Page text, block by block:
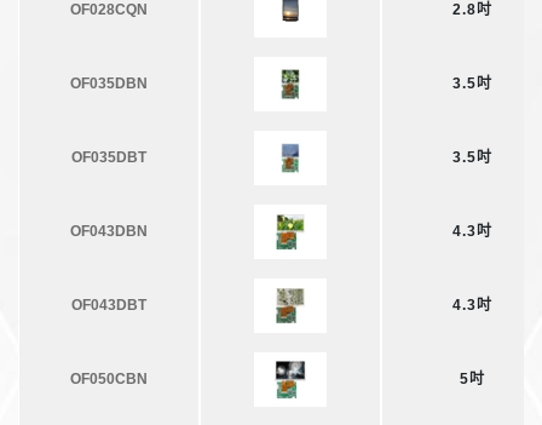
OF028CQN 2.8吋
OF035DBN 3.5吋
OF035DBT 3.5吋
OF043DBN 4.3吋
OF043DBT 4.3吋
OF050CBN 5吋